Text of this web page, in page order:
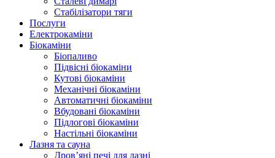
Стабілізатори тяги
Послуги
Електрокаміни
Біокаміни
Біопаливо
Підвісні біокаміни
Кутові біокаміни
Механічні біокаміни
Автоматичні біокаміни
Вбудовані біокаміни
Підлогові біокаміни
Настільні біокаміни
Лазня та сауна
Дров’яні печі для лазні